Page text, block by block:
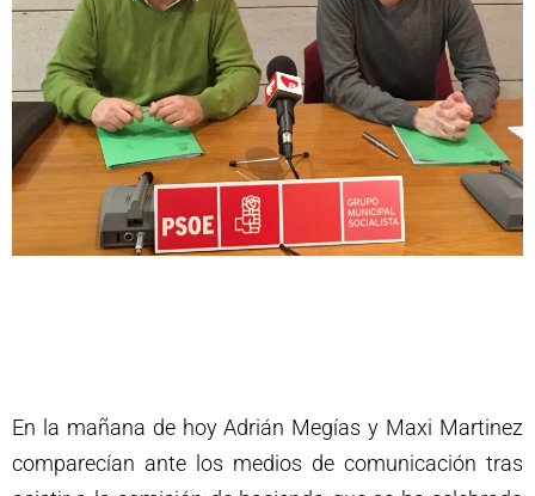
En la mañana de hoy Adrián Megías y Maxi Martinez
comparecían ante los medios de comunicación tras